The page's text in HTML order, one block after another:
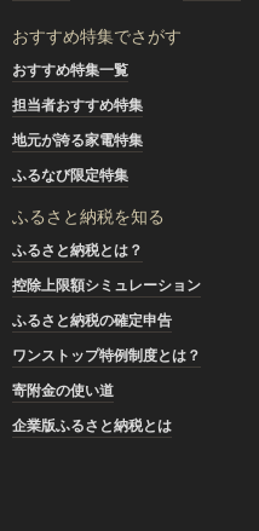
おすすめ特集でさがす
おすすめ特集一覧
担当者おすすめ特集
地元が誇る家電特集
ふるなび限定特集
ふるさと納税を知る
ふるさと納税とは？
控除上限額シミュレーション
ふるさと納税の確定申告
ワンストップ特例制度とは？
寄附金の使い道
企業版ふるさと納税とは